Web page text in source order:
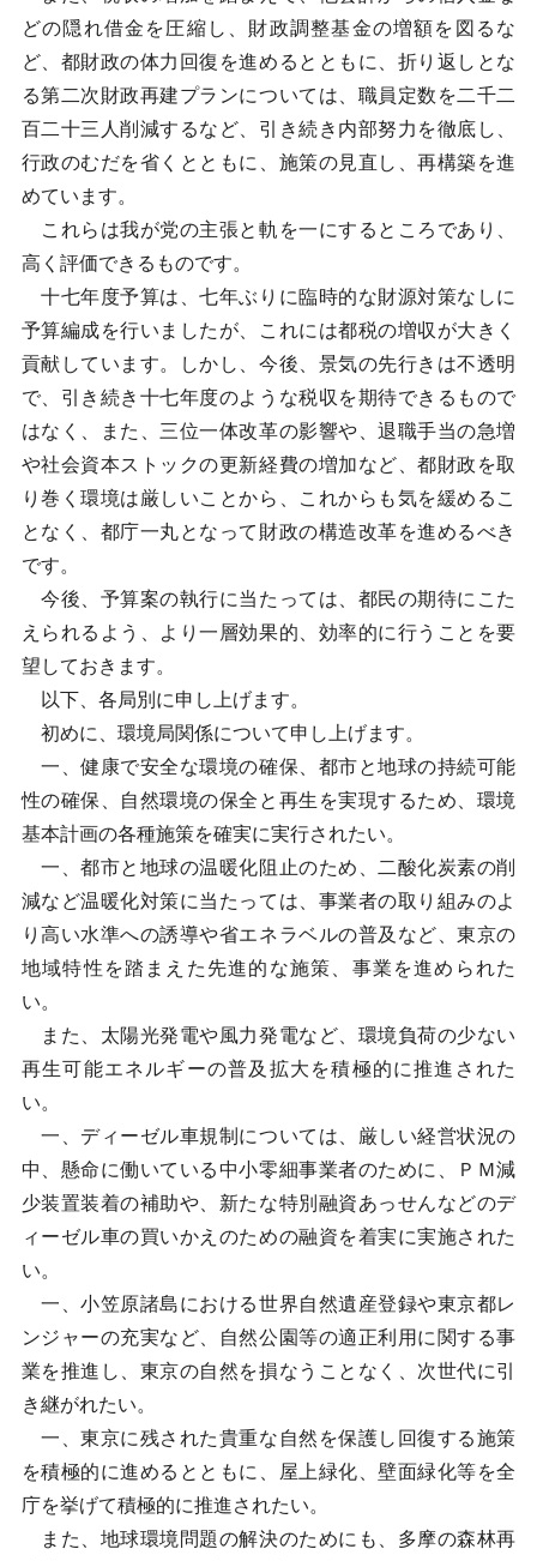
どの隠れ借金を圧縮し、財政調整基金の増額を図るな
ど、都財政の体力回復を進めるとともに、折り返しとな
る第二次財政再建プランについては、職員定数を二千二
百二十三人削減するなど、引き続き内部努力を徹底し、
行政のむだを省くとともに、施策の見直し、再構築を進
めています。
これらは我が党の主張と軌を一にするところであり、
高く評価できるものです。
十七年度予算は、七年ぶりに臨時的な財源対策なしに
予算編成を行いましたが、これには都税の増収が大きく
貢献しています。しかし、今後、景気の先行きは不透明
で、引き続き十七年度のような税収を期待できるもので
はなく、また、三位一体改革の影響や、退職手当の急増
や社会資本ストックの更新経費の増加など、都財政を取
り巻く環境は厳しいことから、これからも気を緩めるこ
となく、都庁一丸となって財政の構造改革を進めるべき
です。
今後、予算案の執行に当たっては、都民の期待にこた
えられるよう、より一層効果的、効率的に行うことを要
望しておきます。
以下、各局別に申し上げます。
初めに、環境局関係について申し上げます。
一、健康で安全な環境の確保、都市と地球の持続可能
性の確保、自然環境の保全と再生を実現するため、環境
基本計画の各種施策を確実に実行されたい。
一、都市と地球の温暖化阻止のため、二酸化炭素の削
減など温暖化対策に当たっては、事業者の取り組みのよ
り高い水準への誘導や省エネラベルの普及など、東京の
地域特性を踏まえた先進的な施策、事業を進められた
い。
また、太陽光発電や風力発電など、環境負荷の少ない
再生可能エネルギーの普及拡大を積極的に推進された
い。
一、ディーゼル車規制については、厳しい経営状況の
中、懸命に働いている中小零細事業者のために、ＰＭ減
少装置装着の補助や、新たな特別融資あっせんなどのデ
ィーゼル車の買いかえのための融資を着実に実施された
い。
一、小笠原諸島における世界自然遺産登録や東京都レ
ンジャーの充実など、自然公園等の適正利用に関する事
業を推進し、東京の自然を損なうことなく、次世代に引
き継がれたい。
一、東京に残された貴重な自然を保護し回復する施策
を積極的に進めるとともに、屋上緑化、壁面緑化等を全
庁を挙げて積極的に推進されたい。
また、地球環境問題の解決のためにも、多摩の森林再